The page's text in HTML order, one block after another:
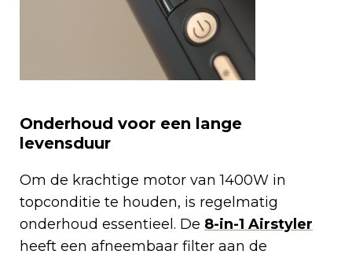
Onderhoud voor een lange
levensduur
Om de krachtige motor van 1400W in
topconditie te houden, is regelmatig
onderhoud essentieel. De 8-in-1 Airstyler
heeft een afneembaar filter aan de